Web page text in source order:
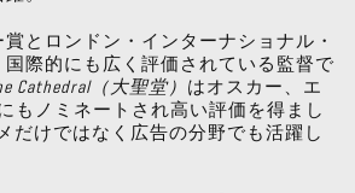
とロンドン・インターナショナル・
国際的にも広く評価されている監督で
Cathedral（大聖堂） はオスカー、エ
にもノミネートされ高い評価を得まし
だけではなく広告の分野でも活躍し